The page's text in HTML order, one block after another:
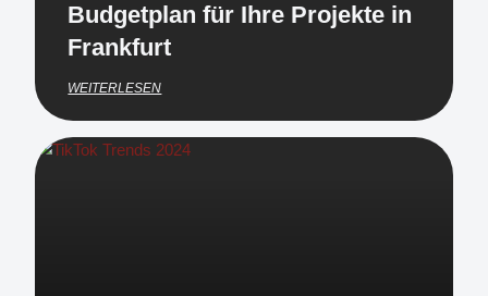
Budgetplan für Ihre Projekte in
Frankfurt
WEITERLESEN